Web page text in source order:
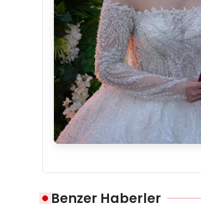
Benzer Haberler